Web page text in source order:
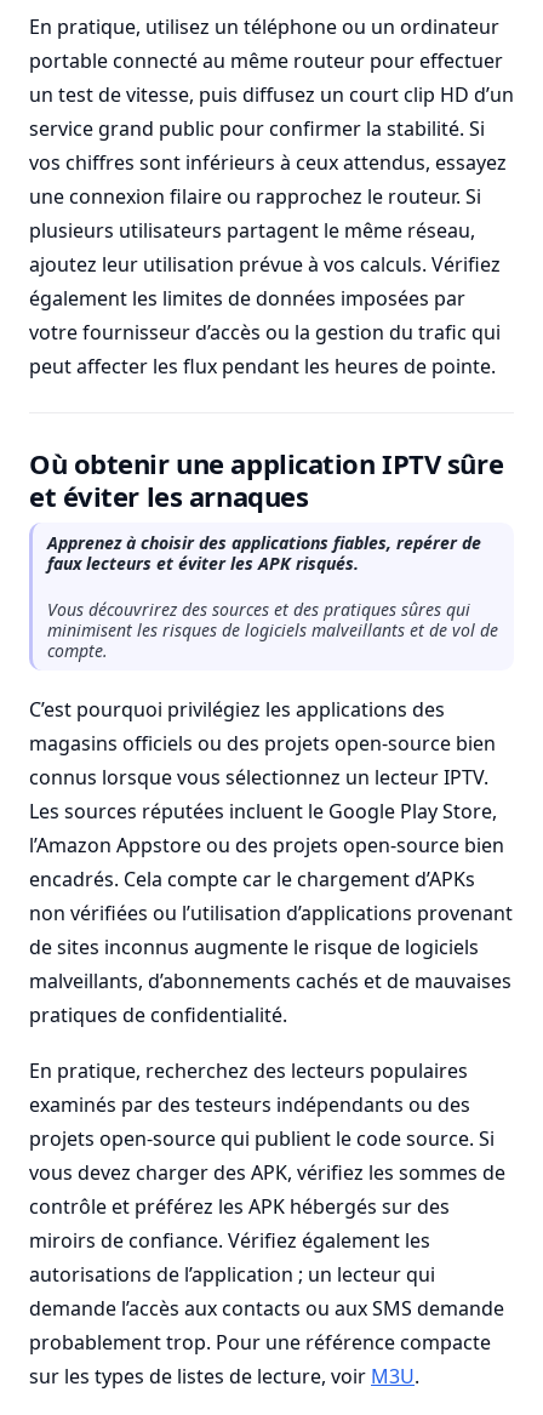
En pratique, utilisez un téléphone ou un ordinateur
portable connecté au même routeur pour effectuer
un test de vitesse, puis diffusez un court clip HD d’un
service grand public pour confirmer la stabilité. Si
vos chiffres sont inférieurs à ceux attendus, essayez
une connexion filaire ou rapprochez le routeur. Si
plusieurs utilisateurs partagent le même réseau,
ajoutez leur utilisation prévue à vos calculs. Vérifiez
également les limites de données imposées par
votre fournisseur d’accès ou la gestion du trafic qui
peut affecter les flux pendant les heures de pointe.
Où obtenir une application IPTV sûre
et éviter les arnaques
Apprenez à choisir des applications fiables, repérer de
faux lecteurs et éviter les APK risqués.
Vous découvrirez des sources et des pratiques sûres qui
minimisent les risques de logiciels malveillants et de vol de
compte.
C’est pourquoi privilégiez les applications des
magasins officiels ou des projets open-source bien
connus lorsque vous sélectionnez un lecteur IPTV.
Les sources réputées incluent le Google Play Store,
l’Amazon Appstore ou des projets open-source bien
encadrés. Cela compte car le chargement d’APKs
non vérifiées ou l’utilisation d’applications provenant
de sites inconnus augmente le risque de logiciels
malveillants, d’abonnements cachés et de mauvaises
pratiques de confidentialité.
En pratique, recherchez des lecteurs populaires
examinés par des testeurs indépendants ou des
projets open-source qui publient le code source. Si
vous devez charger des APK, vérifiez les sommes de
contrôle et préférez les APK hébergés sur des
miroirs de confiance. Vérifiez également les
autorisations de l’application ; un lecteur qui
demande l’accès aux contacts ou aux SMS demande
probablement trop. Pour une référence compacte
sur les types de listes de lecture, voir M3U.